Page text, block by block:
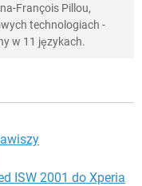
François Pillou,
technologiach -
w 11 językach.
ISW 2001 do Xperia